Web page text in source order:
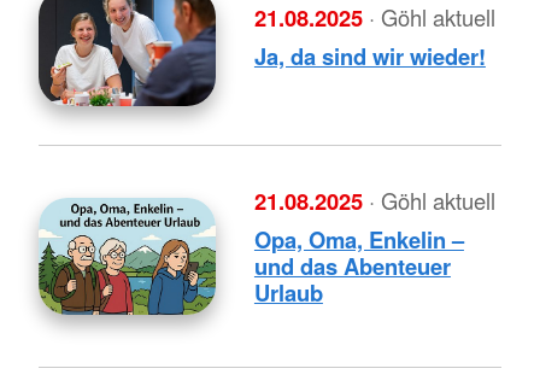
21.08.2025 · Göhl aktuell
Ja, da sind wir wieder!
21.08.2025 · Göhl aktuell
Opa, Oma, Enkelin –
und das Abenteuer
Urlaub